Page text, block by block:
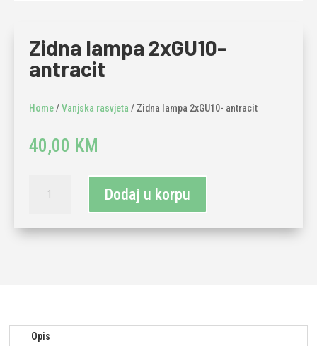
Zidna lampa 2xGU10-
antracit
Home/Vanjska rasvjeta / Zidna lampa 2xGU10- antracit
40,00 KM
lampa
antracit
Dodaj u korpu
Opis